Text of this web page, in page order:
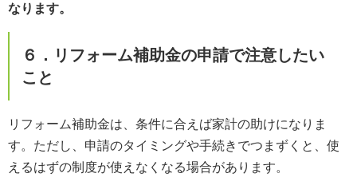
なります。
６．リフォーム補助金の申請で注意したい
こと
リフォーム補助金は、条件に合えば家計の助けになりま
す。ただし、申請のタイミングや手続きでつまずくと、使
えるはずの制度が使えなくなる場合があります。